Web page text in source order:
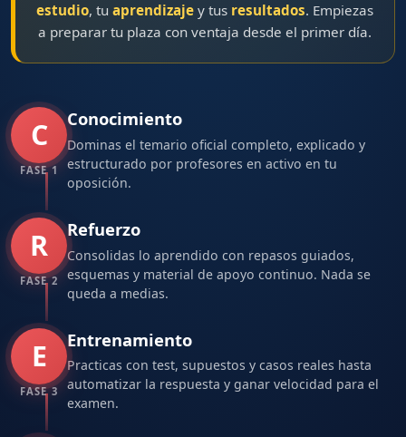
estudio, tu aprendizaje y tus resultados. Empiezas
a preparar tu plaza con ventaja desde el primer día.
C
FASE 1
Conocimiento
Dominas el temario oficial completo, explicado y
estructurado por profesores en activo en tu
oposición.
R
FASE 2
Refuerzo
Consolidas lo aprendido con repasos guiados,
esquemas y material de apoyo continuo. Nada se
queda a medias.
E
FASE 3
Entrenamiento
Practicas con test, supuestos y casos reales hasta
automatizar la respuesta y ganar velocidad para el
examen.